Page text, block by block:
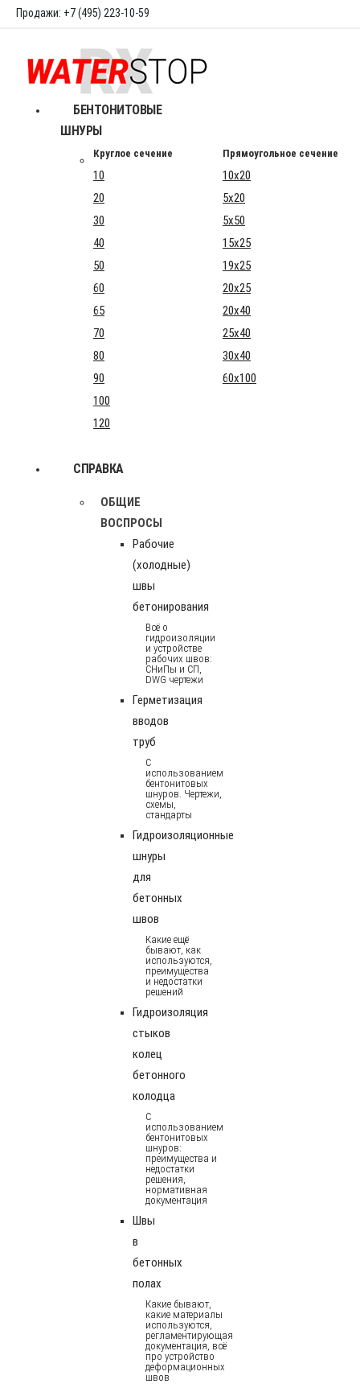
Продажи: +7 (495) 223-10-59
БЕНТОНИТОВЫЕ
ШНУРЫ
Круглое сечение Прямоугольное сечение
10
10x20
20
5x20
30
5x50
40
15x25
50
19x25
60
20x25
65
20x40
70
25x40
80
30x40
90
60x100
100
120
СПРАВКА
ОБЩИЕ
ВОСПРОСЫ
Рабочие
(холодные)
швы
бетонирования
Всё о
гидроизоляции
и устройстве
рабочих швов:
СНиПы и СП,
DWG чертежи
Герметизация
вводов
труб
С
использованием
бентонитовых
шнуров. Чертежи,
схемы,
стандарты
Гидроизоляционные
шнуры
для
бетонных
швов
Какие ещё
бывают, как
используются,
преимущества
и недостатки
решений
Гидроизоляция
стыков
колец
бетонного
колодца
С
использованием
бентонитовых
шнуров:
преимущества и
недостатки
решения,
нормативная
документация
Швы
в
бетонных
полах
Какие бывают,
какие материалы
используются,
регламентирующая
документация, всё
про устройство
деформационных
швов